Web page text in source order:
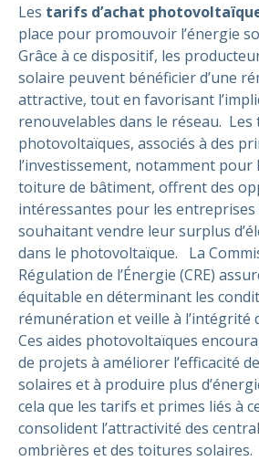
Les tarifs d’achat
place pour promouvoir l’énergie
Grâce à ce dispositif, les
solaire peuvent bénéficier d’une
attractive, tout en favorisant
renouvelables dans le réseau. Les
photovoltaïques, associés à des
l’investissement, notamment
toiture de bâtiment, offrent des
intéressantes pour les entreprises
souhaitant vendre leur surplus
dans le photovoltaïque.
La
Régulation de l’Énergie (CRE)
équitable en déterminant les
rémunération et veille à l’intégrité
Ces aides photovoltaïques
de projets à améliorer l’efficacité
solaires et à produire plus
cela que les tarifs et primes liés à
consolident l’attractivité des
ombrières et des toitures solaires.